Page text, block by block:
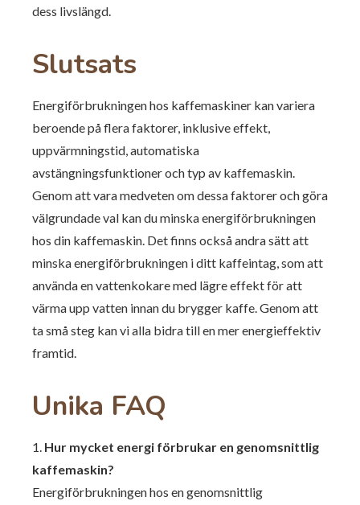
dess livslängd.
Slutsats
Energiförbrukningen hos kaffemaskiner kan variera
beroende på flera faktorer, inklusive effekt,
uppvärmningstid, automatiska
avstängningsfunktioner och typ av kaffemaskin.
Genom att vara medveten om dessa faktorer och göra
välgrundade val kan du minska energiförbrukningen
hos din kaffemaskin. Det finns också andra sätt att
minska energiförbrukningen i ditt kaffeintag, som att
använda en vattenkokare med lägre effekt för att
värma upp vatten innan du brygger kaffe. Genom att
ta små steg kan vi alla bidra till en mer energieffektiv
framtid.
Unika FAQ
1. Hur mycket energi förbrukar en genomsnittlig
kaffemaskin?
Energiförbrukningen hos en genomsnittlig